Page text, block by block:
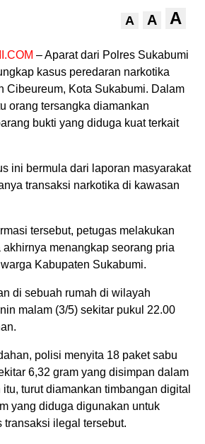
A A A
– Aparat dari Polres Sukabumi
kasus peredaran narkotika
Cibeureum, Kota Sukabumi. Dalam
orang tersangka diamankan
bukti yang diduga kuat terkait
ini bermula dari laporan masyarakat
transaksi narkotika di kawasan
tersebut, petugas melakukan
menangkap seorang pria
Kabupaten Sukabumi.
di sebuah rumah di wilayah
malam (3/5) sekitar pukul 22.00
polisi menyita 18 paket sabu
6,32 gram yang disimpan dalam
turut diamankan timbangan digital
yang diduga digunakan untuk
transaksi ilegal tersebut.